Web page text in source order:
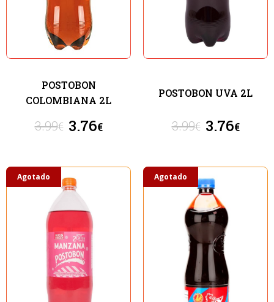
POSTOBON
COLOMBIANA 2L
3.99€ 3.76€
POSTOBON UVA 2L
3.99€ 3.76€
Agotado Agotado